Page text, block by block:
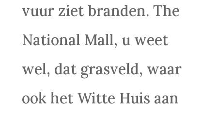
vuur ziet branden. The
National Mall, u weet
wel, dat grasveld, waar
ook het Witte Huis aan